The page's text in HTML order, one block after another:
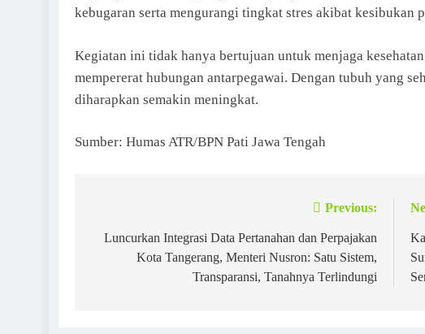
kebugaran serta mengurangi tingkat stres akibat kesibukan
Kegiatan ini tidak hanya bertujuan untuk menjaga
mempererat hubungan antarpegawai. Dengan tubuh yang
diharapkan semakin meningkat.
Sumber: Humas ATR/BPN Pati Jawa Tengah
navigation
Previous:
Luncurkan Integrasi Data Pertanahan dan Perpajakan
Kota Tangerang, Menteri Nusron: Satu Sistem,
Transparansi, Tanahnya Terlindungi